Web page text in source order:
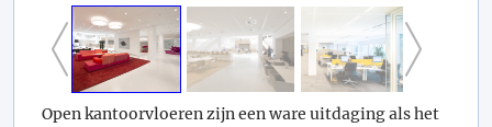
Open kantoorvloeren zijn een ware uitdaging als het